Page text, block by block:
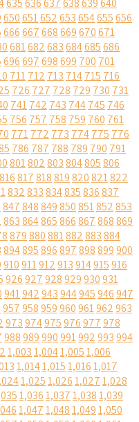
635636637638639640
650651652653654655656
666667668669670671
681682683684685686
696697698699 700 701
711712 713 714715 716
726 727 728 729 730 731
741742 743 744745 746
756 757 758 759 760 761
771772 773 774775 776
786 787 788 789 790 791
801802803804805806
816817818819820821822
832833834835836837
847848849850851852853
863864865866867868869
879880881882883884
894895896897898899900
910911912913914915916
926927928929930931
941942943944945946947
957958959960961962963
973974975976977978
988989990991992993994
1,0031,0041,0051,006
1,0141,0151,0161,017
1,0251,0261,0271,028
1,0361,0371,0381,039
1,0471,0481,0491,050